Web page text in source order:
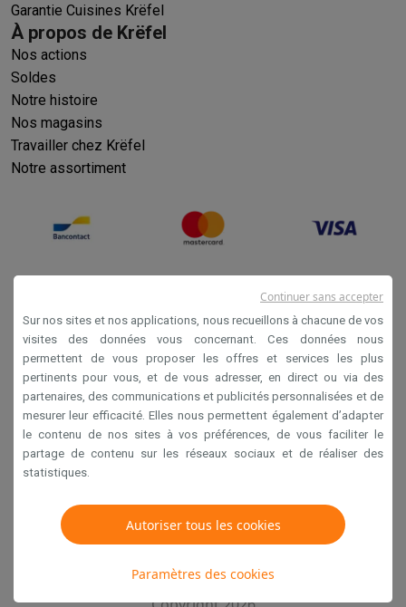
Garantie Cuisines Krëfel
À propos de Krëfel
Nos actions
Soldes
Notre histoire
Nos magasins
Travailler chez Krëfel
Notre assortiment
Conditions générales de vente
Privacy
Disclaimer
Cookies
Krëfel NV - Steenstraat 44 - Industriezone 4 "T Sas",
Sur nos sites et nos applications, nous recueillons à chacune de vos
visites des données vous concernant. Ces données nous
permettent de vous proposer les offres et services les plus
pertinents pour vous, et de vous adresser, en direct ou via des
partenaires, des communications et publicités personnalisées et de
mesurer leur efficacité. Elles nous permettent également d’adapter
le contenu de nos sites à vos préférences, de vous faciliter le
partage de contenu sur les réseaux sociaux et de réaliser des
statistiques.
Autoriser tous les cookies
Paramètres des cookies
Continuer sans accepter